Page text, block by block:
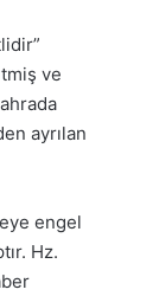
ve
ayrılan
engel
Hz.